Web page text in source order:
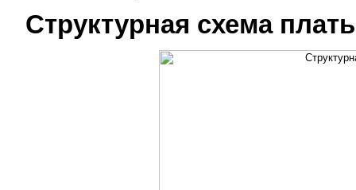
Структурная схема